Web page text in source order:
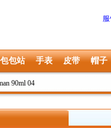
包包站 手表 皮带 帽子
90ml 04